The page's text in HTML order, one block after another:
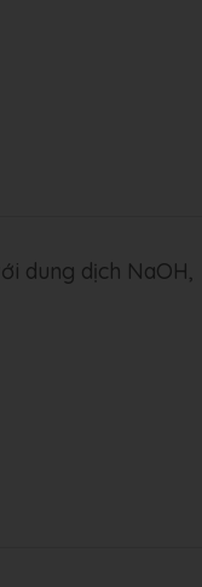
dung dịch NaOH,